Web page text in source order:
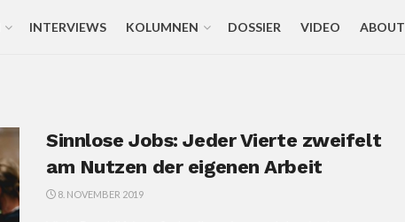
INTERVIEWS KOLUMNEN DOSSIER VIDEO ABOUT
Sinnlose Jobs: Jeder Vierte zweifelt
am Nutzen der eigenen Arbeit
8. NOVEMBER 2019